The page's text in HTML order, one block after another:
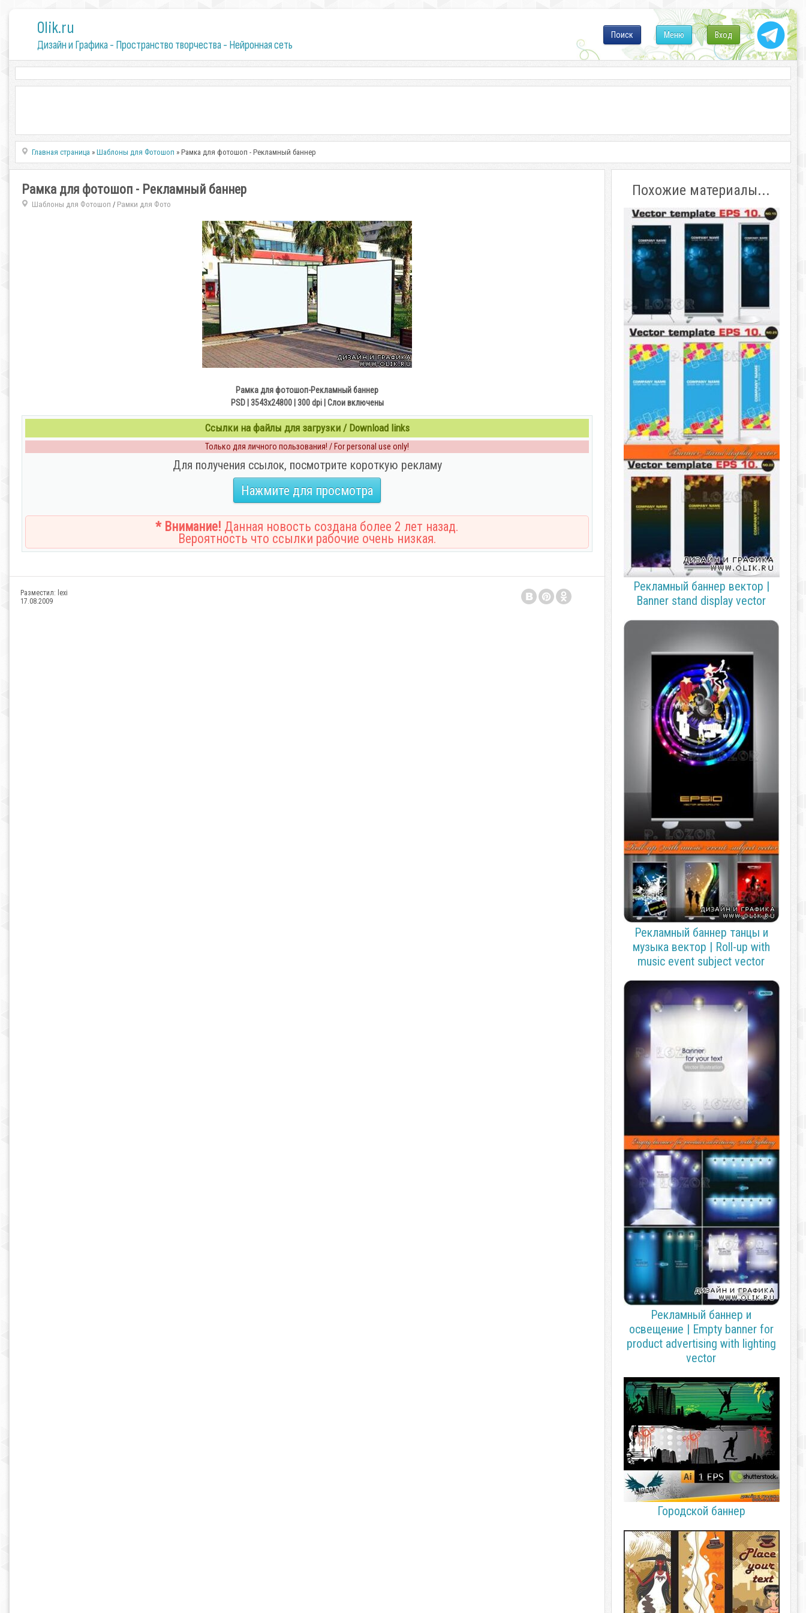
0lik.ru
Дизайн и Графика - Пространство творчества - Нейронная сеть
Вход
Меню
Поиск
Главная страница »Шаблоны для Фотошоп » Рамка для фотошоп - Рекламный баннер
Рамка для фотошоп - Рекламный баннер
Шаблоны для Фотошоп / Рамки для Фото
Рамка для фотошоп-Рекламный баннер
PSD | 3543x24800 | 300 dpi | Слои включены
Ссылки на файлы для загрузки / Download links
Только для личного пользования! / For personal use only!
Для получения ссылок, посмотрите короткую рекламу
Нажмите для просмотра
* Внимание! Данная новость создана более 2 лет назад.
Вероятность что ссылки рабочие очень низкая.
Разместил: lexi
17.08.2009
Похожие материалы...
Рекламный баннер вектор |
Banner stand display vector
Рекламный баннер танцы и
музыка вектор | Roll-up with
music event subject vector
Рекламный баннер и
освещение | Empty banner for
product advertising with lighting
vector
Городской баннер